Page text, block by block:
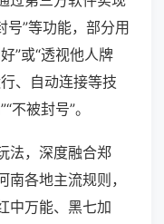
号”等功能，部分用
”或“透视他人牌
、自动连接等技
不被封号”。
法，深度融合郑
各地主流规则，
中万能、黑七加